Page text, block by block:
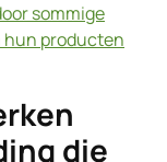
sommige
hun producten
die